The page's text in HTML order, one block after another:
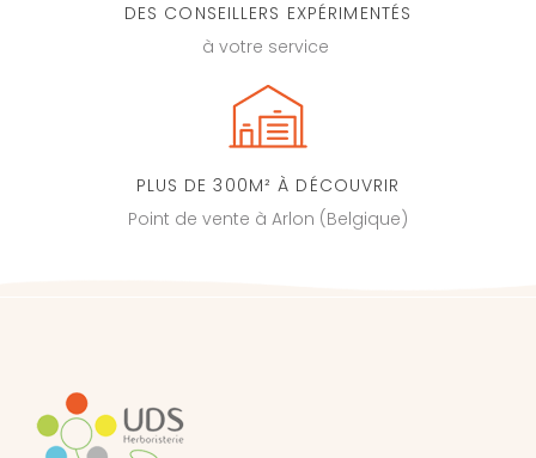
DES CONSEILLERS EXPÉRIMENTÉS
à votre service
PLUS DE 300M² À DÉCOUVRIR
Point de vente à Arlon (Belgique)